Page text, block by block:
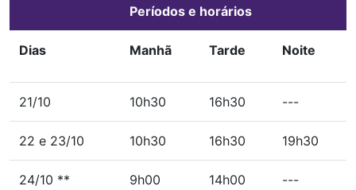
Períodos e horários
Dias Manhã Tarde Noite
21/10 10h30 16h30 ---
22 e 23/10 10h30 16h30 19h30
24/10 ** 9h00 14h00 ---